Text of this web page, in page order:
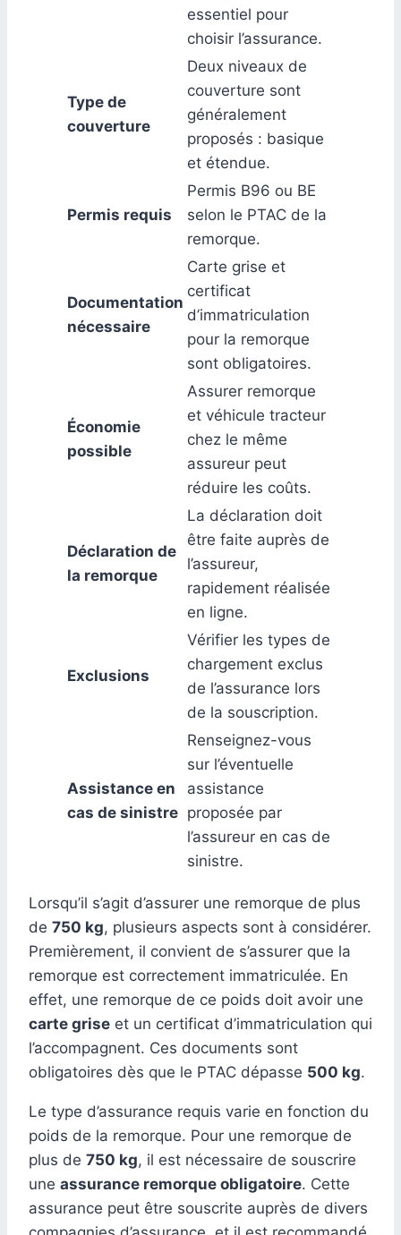
essentiel pour
choisir l’assurance.
Type de
couverture
Deux niveaux de
couverture sont
généralement
proposés : basique
et étendue.
Permis requis
Permis B96 ou BE
selon le PTAC de la
remorque.
Documentation
nécessaire
Carte grise et
certificat
d’immatriculation
pour la remorque
sont obligatoires.
Économie
possible
Assurer remorque
et véhicule tracteur
chez le même
assureur peut
réduire les coûts.
Déclaration de
la remorque
La déclaration doit
être faite auprès de
l’assureur,
rapidement réalisée
en ligne.
Exclusions
Vérifier les types de
chargement exclus
de l’assurance lors
de la souscription.
Assistance en
cas de sinistre
Renseignez-vous
sur l’éventuelle
assistance
proposée par
l’assureur en cas de
sinistre.
Lorsqu’il s’agit d’assurer une remorque de plus
de 750 kg, plusieurs aspects sont à considérer.
Premièrement, il convient de s’assurer que la
remorque est correctement immatriculée. En
effet, une remorque de ce poids doit avoir une
carte grise et un certificat d’immatriculation qui
l’accompagnent. Ces documents sont
obligatoires dès que le PTAC dépasse 500 kg.
Le type d’assurance requis varie en fonction du
poids de la remorque. Pour une remorque de
plus de 750 kg, il est nécessaire de souscrire
une assurance remorque obligatoire. Cette
assurance peut être souscrite auprès de divers